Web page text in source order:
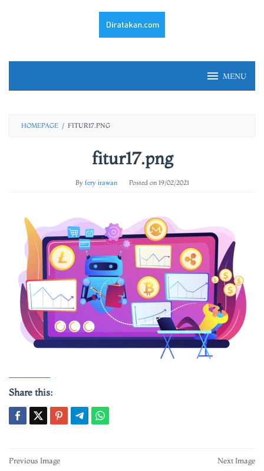
MENU
HOMEPAGE / FITUR17.PNG
fitur17.png
By fery irawan Posted on 19/02/2021
Share this:
Post
Previous Image Next Image